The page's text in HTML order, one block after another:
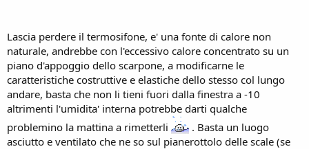
scarponi in ambiente riscaldato e fuori dalla sacca.
Quando, invece sciando non "imbarco" acqua negli scarponi, la
scarpetta non la sfilo neanche, anche se è umida.Al massimo tolgo
la soletta interna che metto sul termosifone.
Va bene così o è meglio tenere lo scafo lontano da fonti di calore
dirette?
Lascia perdere il termosifone, e' una fonte di calore non
naturale, andrebbe con l'eccessivo calore concentrato su un
piano d'appoggio dello scarpone, a modificarne le
caratteristiche costruttive e elastiche dello stesso col lungo
andare, basta che non li tieni fuori dalla finestra a -10
altrimenti l'umidita' interna potrebbe darti qualche
problemino la mattina a rimetterli
. Basta un luogo
asciutto e ventilato che ne so sul pianerottolo delle scale (se